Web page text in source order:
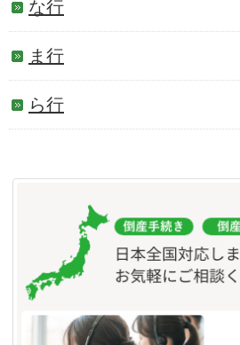
な行
ま行
ら行